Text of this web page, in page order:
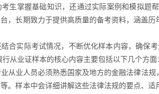
生掌握基础知识，还通过实际案例和模拟题
，长期致力于提供高质量的备考资料，涵盖
合实际考试情况，不断优化样本内容，确保
从业证样本的核心内容主要包括以下几个方面
从业人员必须熟悉国家及地方的金融法律法
。样本中会详细讲解这些法律法规的要点、